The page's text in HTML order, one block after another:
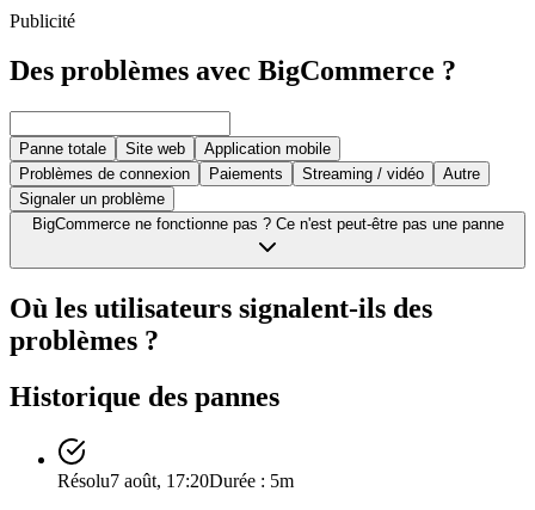
Publicité
Des problèmes avec BigCommerce ?
Panne totale Site web
Application mobile
Problèmes de connexion
Paiements Streaming / vidéo
Autre
Signaler un problème
BigCommerce ne fonctionne pas ? Ce n'est peut-être pas une panne
Où les utilisateurs signalent-ils des
problèmes ?
Historique des pannes
Résolu7 août, 17:20Durée : 5m